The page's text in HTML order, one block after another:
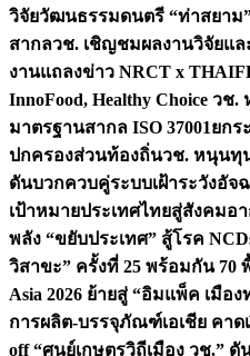
วิจัยวัฒนธรรมดนตรี “ท่าสยา
สากลวช. เชิญชมผลงานวิจัยแ
งานแถลงข่าว NRCT x
InnoFood, Healthy Choice วช.
มาตรฐานสากล ISO 37001ยก
ปกครองส่วนท้องถิ่นวช. หนุนทุ
ดันบวกควบคู่ระบบเฝ้าระวังอัจ
เป้าหมายประเทศไทยสู่สังคมอ
พลัง “ขยับประเทศ” สู้โรค
วิสาขะ” ครั้งที่ 25 พร้อมกัน 70
Asia 2026 ย้ายสู่ “อิมแพ็ค เมือ
การผลิต-บรรจุภัณฑ์เอเชีย คาด
off “ศูนย์เกษตรวิถีเมือง วช.” ดั